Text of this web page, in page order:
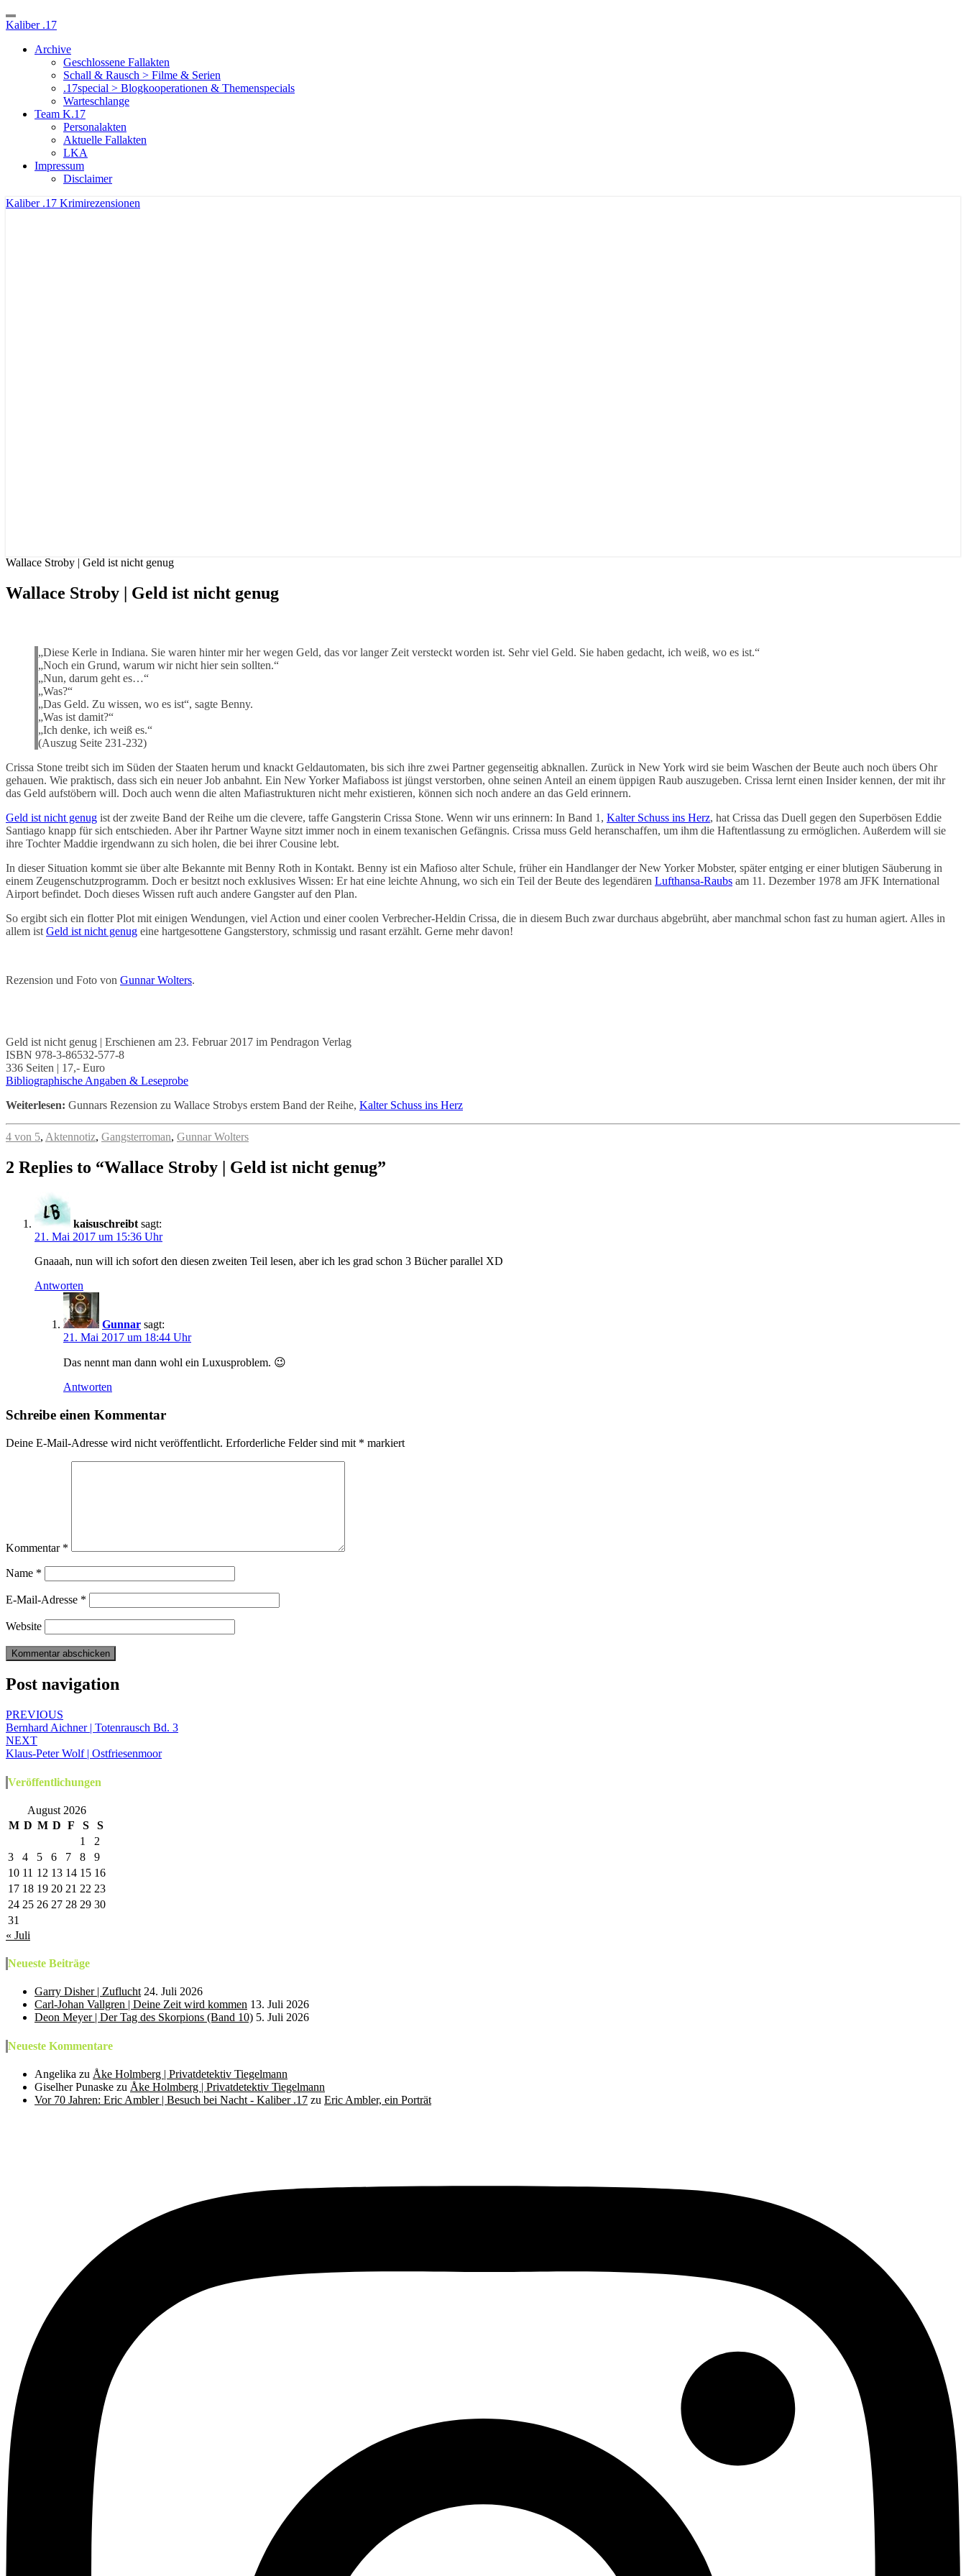
Toggle
Navigation
Kaliber .17
Archive
Geschlossene Fallakten
Schall & Rausch > Filme & Serien
.17special > Blogkooperationen & Themenspecials
Warteschlange
Team K.17
Personalakten
Aktuelle Fallakten
LKA
Impressum
Disclaimer
Kaliber .17 Krimirezensionen
Wallace Stroby | Geld ist nicht genug
Wallace Stroby | Geld ist nicht genug
„Diese Kerle in Indiana. Sie waren hinter mir her wegen Geld, das vor langer Zeit versteckt worden ist. Sehr viel Geld. Sie haben gedacht, ich weiß, wo es ist.“
„Noch ein Grund, warum wir nicht hier sein sollten.“
„Nun, darum geht es…“
„Was?“
„Das Geld. Zu wissen, wo es ist“, sagte Benny.
„Was ist damit?“
„Ich denke, ich weiß es.“
(Auszug Seite 231-232)
Crissa Stone treibt sich im Süden der Staaten herum und knackt Geldautomaten, bis sich ihre zwei Partner gegenseitig abknallen. Zurück in New York wird sie beim Waschen der Beute auch noch übers Ohr
gehauen. Wie praktisch, dass sich ein neuer Job anbahnt. Ein New Yorker Mafiaboss ist jüngst verstorben, ohne seinen Anteil an einem üppigen Raub auszugeben. Crissa lernt einen Insider kennen, der mit ihr
das Geld aufstöbern will. Doch auch wenn die alten Mafiastrukturen nicht mehr existieren, können sich noch andere an das Geld erinnern.
Geld ist nicht genug ist der zweite Band der Reihe um die clevere, taffe Gangsterin Crissa Stone. Wenn wir uns erinnern: In Band 1, Kalter Schuss ins Herz, hat Crissa das Duell gegen den Superbösen Eddie
Santiago knapp für sich entschieden. Aber ihr Partner Wayne sitzt immer noch in einem texanischen Gefängnis. Crissa muss Geld heranschaffen, um ihm die Haftentlassung zu ermöglichen. Außerdem will sie
ihre Tochter Maddie irgendwann zu sich holen, die bei ihrer Cousine lebt.
In dieser Situation kommt sie über alte Bekannte mit Benny Roth in Kontakt. Benny ist ein Mafioso alter Schule, früher ein Handlanger der New Yorker Mobster, später entging er einer blutigen Säuberung in
einem Zeugenschutzprogramm. Doch er besitzt noch exklusives Wissen: Er hat eine leichte Ahnung, wo sich ein Teil der Beute des legendären Lufthansa-Raubs am 11. Dezember 1978 am JFK International
Airport befindet. Doch dieses Wissen ruft auch andere Gangster auf den Plan.
So ergibt sich ein flotter Plot mit einigen Wendungen, viel Action und einer coolen Verbrecher-Heldin Crissa, die in diesem Buch zwar durchaus abgebrüht, aber manchmal schon fast zu human agiert. Alles in
allem ist Geld ist nicht genug eine hartgesottene Gangsterstory, schmissig und rasant erzählt. Gerne mehr davon!
Rezension und Foto von Gunnar Wolters.
Geld ist nicht genug | Erschienen am 23. Februar 2017 im Pendragon Verlag
ISBN 978-3-86532-577-8
336 Seiten | 17,- Euro
Bibliographische Angaben & Leseprobe
Weiterlesen: Gunnars Rezension zu Wallace Strobys erstem Band der Reihe, Kalter Schuss ins Herz
4 von 5, Aktennotiz, Gangsterroman, Gunnar Wolters
2 Replies to “Wallace Stroby | Geld ist nicht genug”
kaisuschreibt sagt:
21. Mai 2017 um 15:36 Uhr
Gnaaah, nun will ich sofort den diesen zweiten Teil lesen, aber ich les grad schon 3 Bücher parallel XD
Antworten
Gunnar sagt:
21. Mai 2017 um 18:44 Uhr
Das nennt man dann wohl ein Luxusproblem. 😉
Antworten
Schreibe einen Kommentar
Deine E-Mail-Adresse wird nicht veröffentlicht. Erforderliche Felder sind mit * markiert
Kommentar *
Name *
E-Mail-Adresse *
Website
Post navigation
PREVIOUS
Bernhard Aichner | Totenrausch Bd. 3
NEXT
Klaus-Peter Wolf | Ostfriesenmoor
Veröffentlichungen
August 2026
M D M D F S
S
1
2
3
4 5 6 7 8
9
10 11 12 13 14 15 16
17 18 19 20 21 22 23
24 25 26 27 28 29 30
31
« Juli
Neueste Beiträge
Garry Disher | Zuflucht 24. Juli 2026
Carl-Johan Vallgren | Deine Zeit wird kommen 13. Juli 2026
Deon Meyer | Der Tag des Skorpions (Band 10) 5. Juli 2026
Neueste Kommentare
Angelika zu Åke Holmberg | Privatdetektiv Tiegelmann
Giselher Punaske zu Åke Holmberg | Privatdetektiv Tiegelmann
Vor 70 Jahren: Eric Ambler | Besuch bei Nacht - Kaliber .17 zu Eric Ambler, ein Porträt